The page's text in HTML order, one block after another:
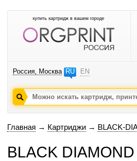
купить картридж в вашем городе
Россия, Москва RU EN
Главная → Картриджи → BLACK-
BLACK